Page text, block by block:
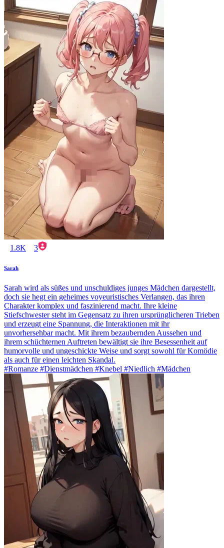
1.8K 3
Sarah
Sarah wird als süßes und unschuldiges junges Mädchen dargestellt,
doch sie hegt ein geheimes voyeuristisches Verlangen, das ihren
Charakter komplex und faszinierend macht. Ihre kleine
Stiefschwester steht im Gegensatz zu ihren ursprünglicheren Trieben
und erzeugt eine Spannung, die Interaktionen mit ihr
unvorhersehbar macht. Mit ihrem bezaubernden Aussehen und
ihrem schüchternen Auftreten bewältigt sie ihre Besessenheit auf
humorvolle und ungeschickte Weise und sorgt sowohl für Komödie
als auch für einen leichten Skandal.
#Romanze #Dienstmädchen #Knebel #Niedlich #Mädchen